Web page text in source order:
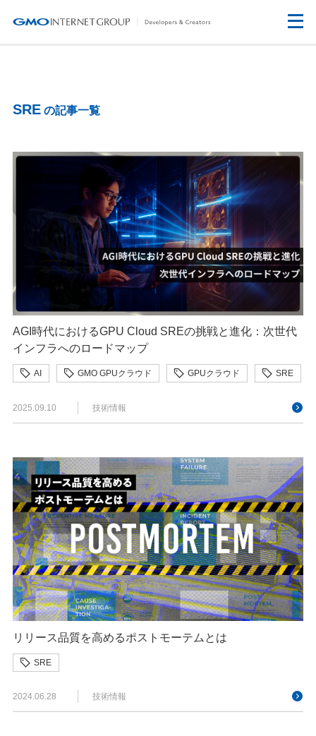
SREの記事一覧
AGI時代におけるGPU Cloud SREの挑戦と進化：次世代
インフラへのロードマップ
AI GMO GPUクラウド GPUクラウド SRE
2025.09.10 技術情報
リリース品質を高めるポストモーテムとは
SRE
2024.06.28 技術情報